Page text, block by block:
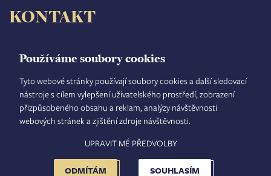
Používáme soubory cookies
Tyto webové stránky používají soubory cookies a další sledovací
nástroje s cílem vylepšení uživatelského prostředí, zobrazení
přizpůsobeného obsahu a reklam, analýzy návštěvnosti
webových stránek a zjištění zdroje návštěvnosti.
SOUHLASÍM
ODMÍTÁM
UPRAVIT MÉ PŘEDVOLBY
KONTAKT
Velké náměstí 35/44
500 03 Hradec Králové
tel.: +420 495 063 611
IČO: 00 44 51 34
DIČ: CZ 00 44 51 34
Číslo účtu: 1006010044/5500
FOOTER
TISKOVÝ MLUVČÍ INTRANET MAPA STRÁNEK
NASTAVENÍ COOKIES